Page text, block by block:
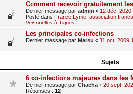
Comment recevoir gratuitement
Dernier message par admin « 12 déc. 2020
Posté dans France Lyme, association
Vectorielles à Tiques
Les principales co-infections
Dernier message par Marsu « 31 oct. 2009
Sujets
6 co-infections majeures dans les
Dernier message par Chacha « 20 sept.
Réponses : 12